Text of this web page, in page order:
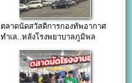
ตลาดนัดสวัสดิการกองทัพอากาศ
ทำเล..หลังโรงพยาบาลภูมิพล